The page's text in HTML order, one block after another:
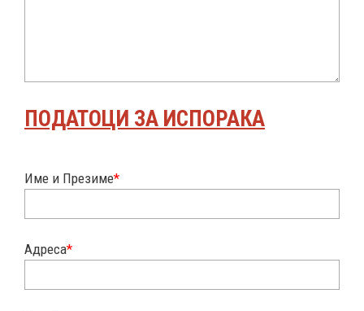
ПОДАТОЦИ ЗА ИСПОРАКА
Име и Презиме*
Адреса*